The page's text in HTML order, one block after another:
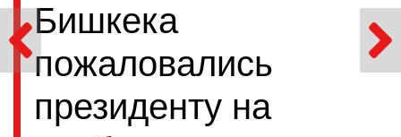
Бишкека
пожаловались
президенту на